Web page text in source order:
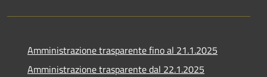
Amministrazione trasparente fino al 21.1.2025
Amministrazione trasparente dal 22.1.2025